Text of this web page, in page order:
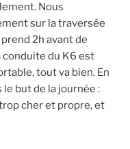
Nous
sur la traversée
2h avant de
conduite du K6 est
tout va bien. En
but de la journée :
cher et propre, et